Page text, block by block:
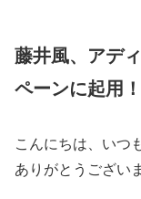
藤井風、アデ
ペーンに起用
こんにちは、いつ
ありがとうござい